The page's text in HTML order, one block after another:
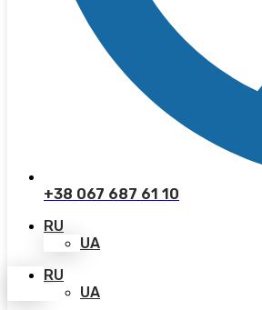
+38 067 687 61 10
RU
UA
RU
UA